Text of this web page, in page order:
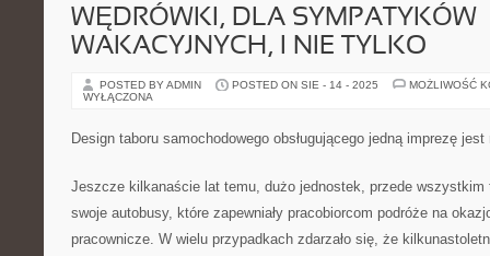
WĘDRÓWKI, DLA SYMPATYKÓW
WAKACYJNYCH, I NIE TYLKO
POSTED BY ADMIN POSTED ON SIE - 14 - 2025
MOŻLIWOŚĆ
WYŁĄCZONA
Design taboru samochodowego obsługującego jedną imprezę
Jeszcze kilkanaście lat temu, dużo jednostek, przede wszystkim
swoje autobusy, które zapewniały pracobiorcom podróże na
pracownicze. W wielu przypadkach zdarzało się, że